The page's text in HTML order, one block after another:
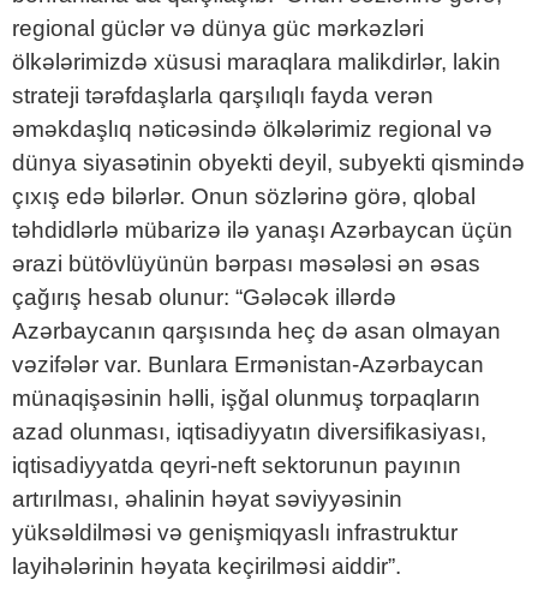
regional güclər və dünya güc mərkəzləri
ölkələrimizdə xüsusi maraqlara malikdirlər, lakin
strateji tərəfdaşlarla qarşılıqlı fayda verən
əməkdaşlıq nəticəsində ölkələrimiz regional və
dünya siyasətinin obyekti deyil, subyekti qismində
çıxış edə bilərlər. Onun sözlərinə görə, qlobal
təhdidlərlə mübarizə ilə yanaşı Azərbaycan üçün
ərazi bütövlüyünün bərpası məsələsi ən əsas
çağırış hesab olunur: “Gələcək illərdə
Azərbaycanın qarşısında heç də asan olmayan
vəzifələr var. Bunlara Ermənistan-Azərbaycan
münaqişəsinin həlli, işğal olunmuş torpaqların
azad olunması, iqtisadiyyatın diversifikasiyası,
iqtisadiyyatda qeyri-neft sektorunun payının
artırılması, əhalinin həyat səviyyəsinin
yüksəldilməsi və genişmiqyaslı infrastruktur
layihələrinin həyata keçirilməsi aiddir”.